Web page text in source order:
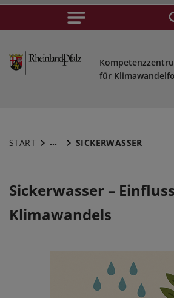
für
START ... SICKERWASSER
Sickerwasser –
Klimawandels